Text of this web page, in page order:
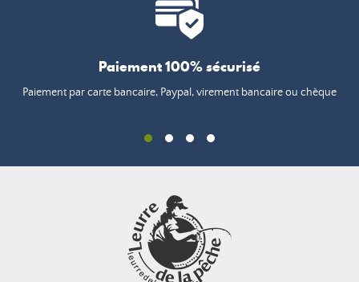
Paiement 100% sécurisé
Paiement par carte bancaire, Paypal, virement bancaire ou chèque